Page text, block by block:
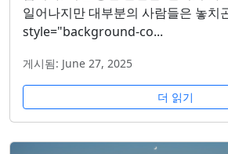
일어나지만 대부분의 사람들은 놓치
style="background-co...
게시됨: June 27, 2025
더 읽기